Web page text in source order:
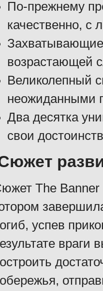
По-прежнему
качественно,
возрастающей
Великолепный
неожиданными
Два десятка
свои
The Banner
успев